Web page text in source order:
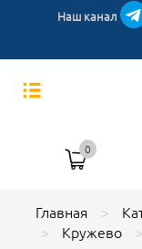
Наш канал
0
Главная
Кружево